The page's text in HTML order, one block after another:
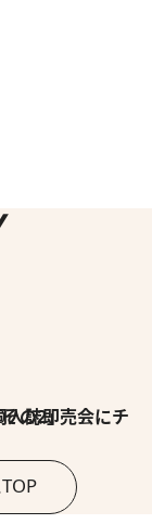
ャレンジ その2」